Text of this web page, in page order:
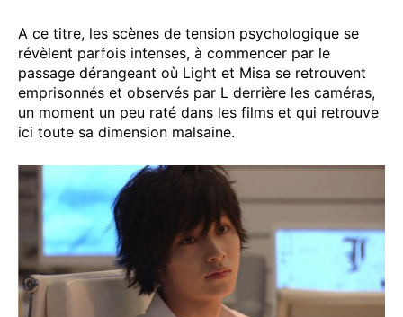
A ce titre, les scènes de tension psychologique se
révèlent parfois intenses, à commencer par le
passage dérangeant où Light et Misa se retrouvent
emprisonnés et observés par L derrière les caméras,
un moment un peu raté dans les films et qui retrouve
ici toute sa dimension malsaine.